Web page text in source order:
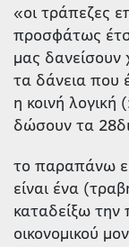
«οι τράπεζες
προσφάτως
μας
τα δάνεια που
η κοινή
δώσουν τα
το παραπάνω
είναι ένα
καταδείξω την
οικονομικού